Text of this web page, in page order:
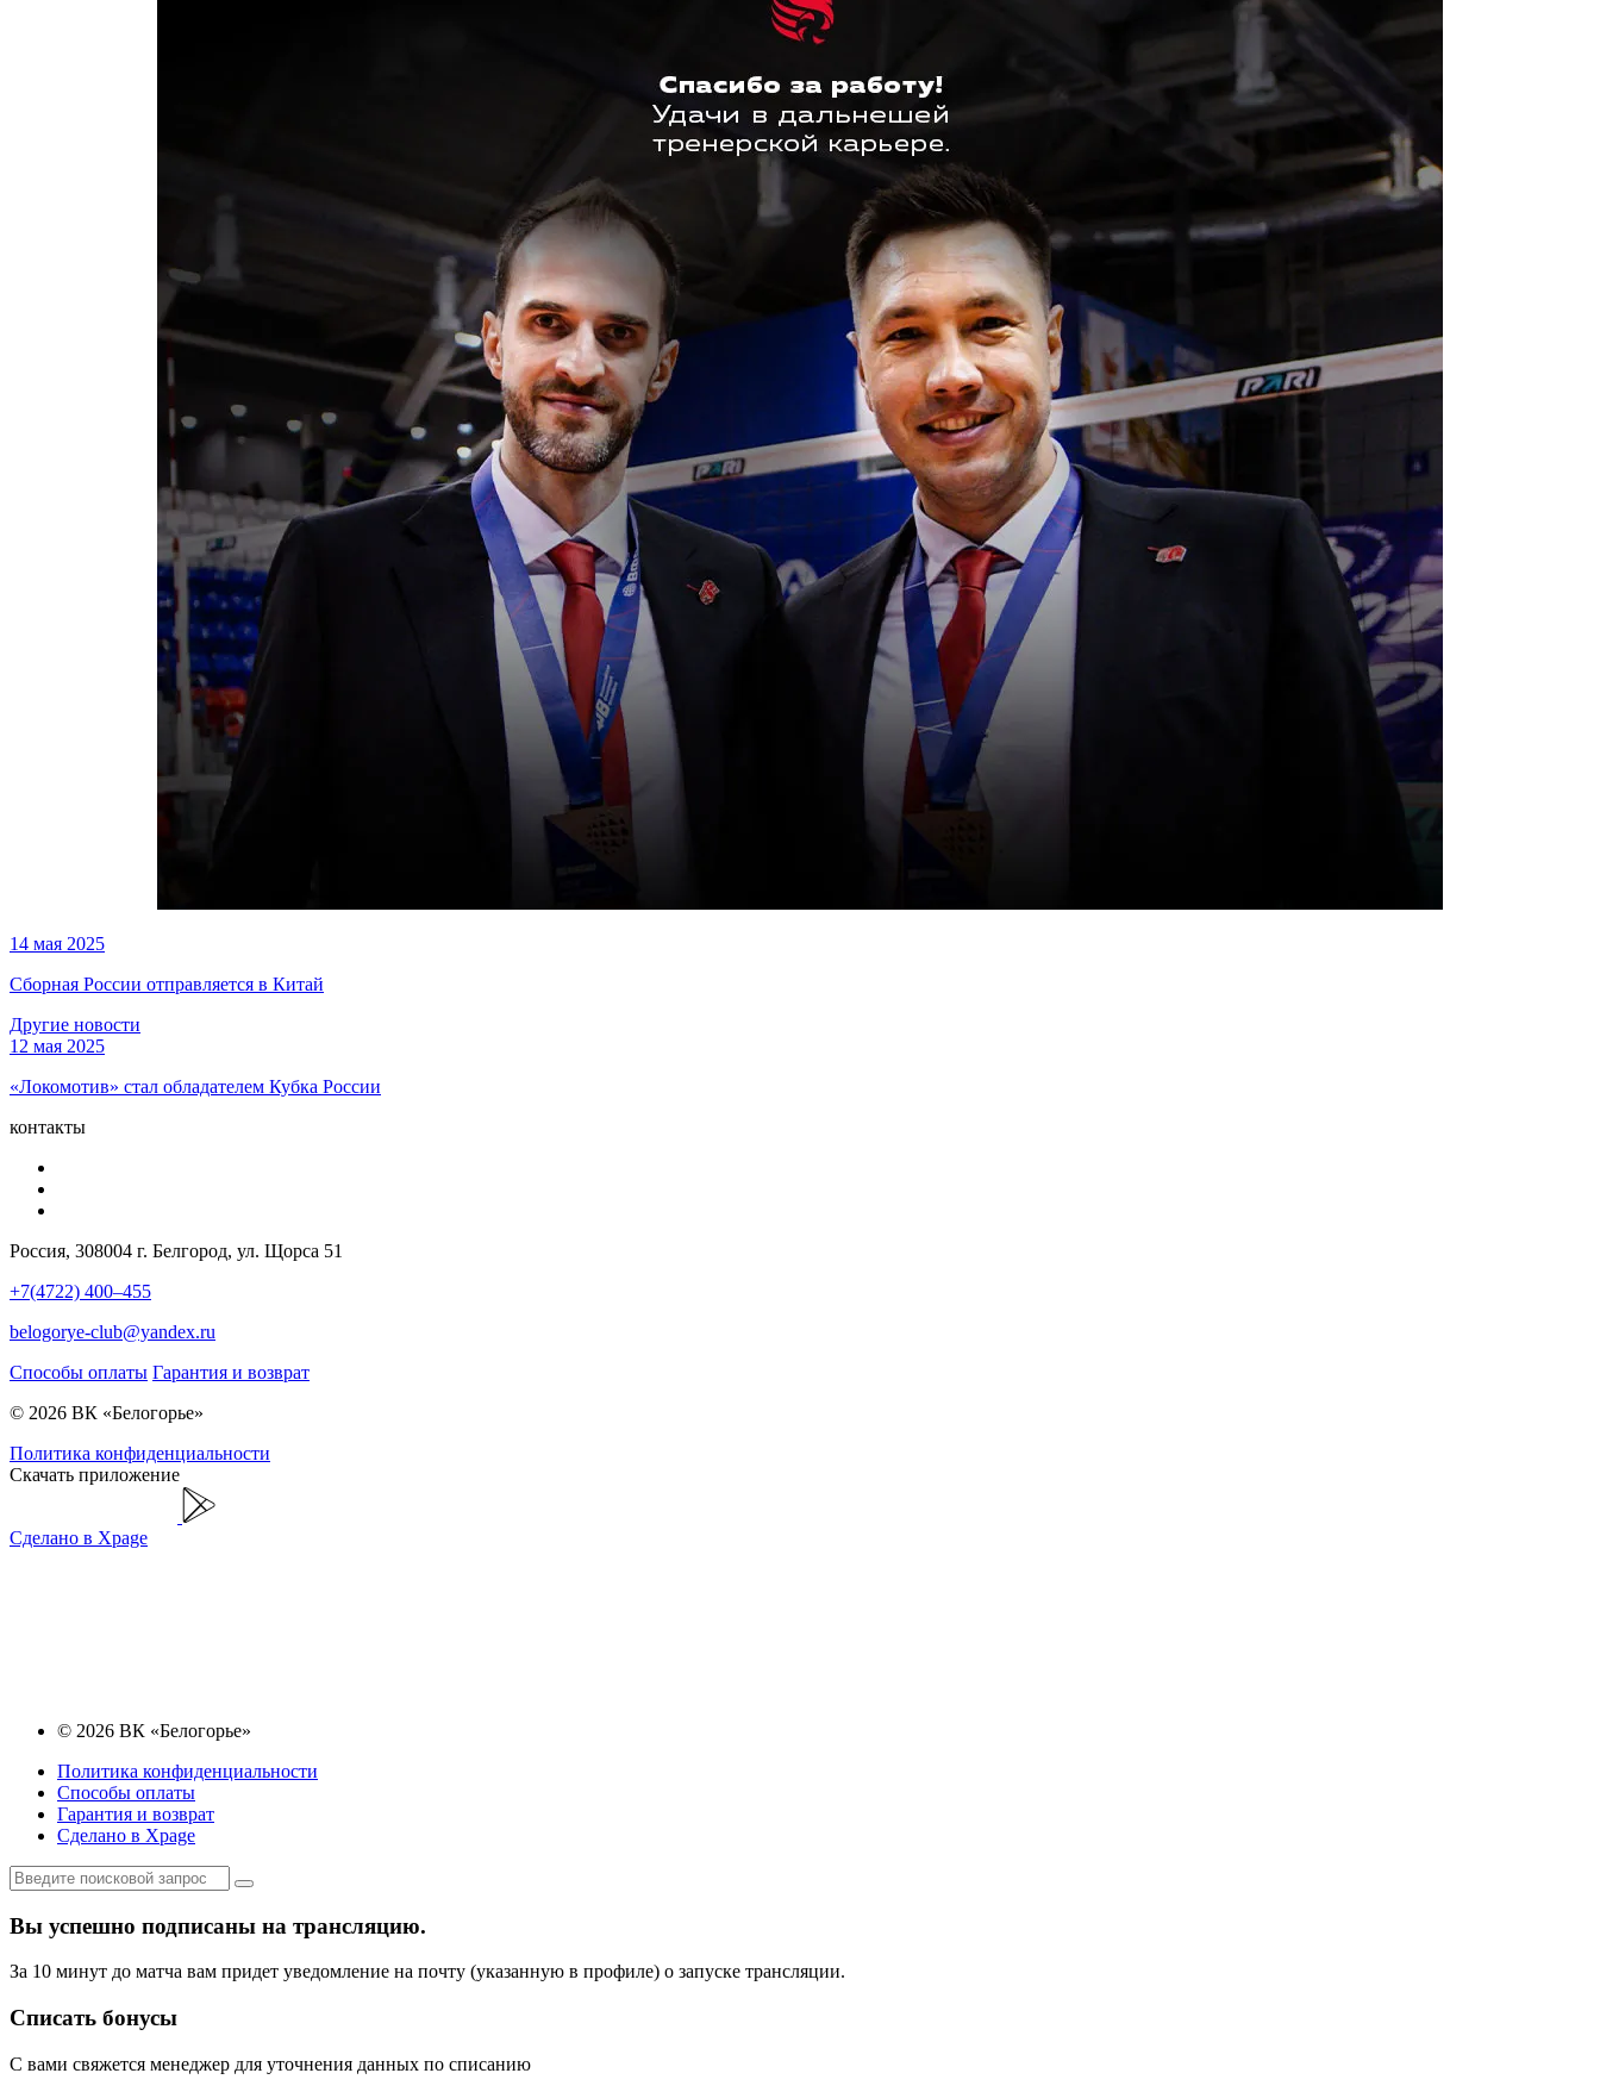
14 мая 2025
Сборная России отправляется в Китай
Другие новости
12 мая 2025
«Локомотив» стал обладателем Кубка России
контакты
Россия, 308004 г. Белгород, ул. Щорса 51
+7(4722) 400–455
belogorye-club@yandex.ru
Способы оплаты Гарантия и возврат
© 2026 ВК «Белогорье»
Политика конфиденциальности
Скачать приложение
Сделано в Xpage
© 2026 ВК «Белогорье»
Политика конфиденциальности
Способы оплаты
Гарантия и возврат
Сделано в Xpage
Вы успешно подписаны на трансляцию.
За 10 минут до матча вам придет уведомление на почту (указанную в профиле) о запуске трансляции.
Списать бонусы
С вами свяжется менеджер для уточнения данных по списанию